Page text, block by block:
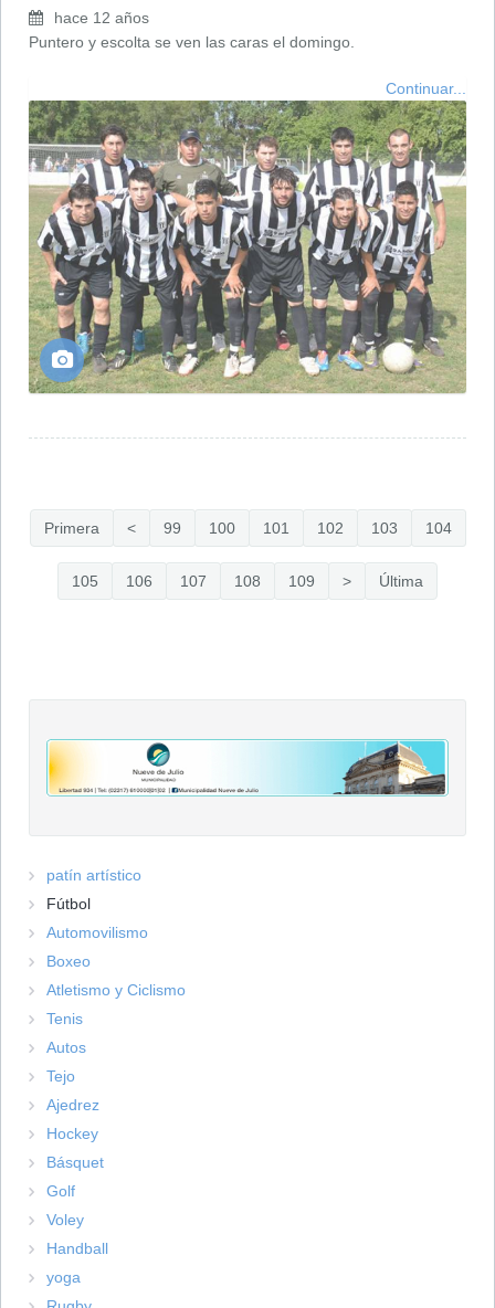
hace 12 años
Puntero y escolta se ven las caras el domingo.
Continuar...
Primera < 99 100 101 102 103 104
105 106 107 108 109 > Última
patín artístico
Fútbol
Automovilismo
Boxeo
Atletismo y Ciclismo
Tenis
Autos
Tejo
Ajedrez
Hockey
Básquet
Golf
Voley
Handball
yoga